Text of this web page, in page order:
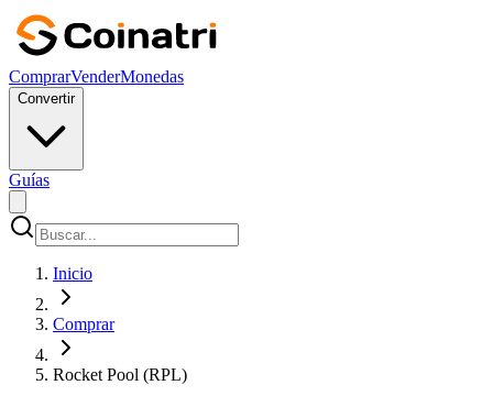
ComprarVenderMonedas
Convertir
Guías
Inicio
Comprar
Rocket Pool (RPL)